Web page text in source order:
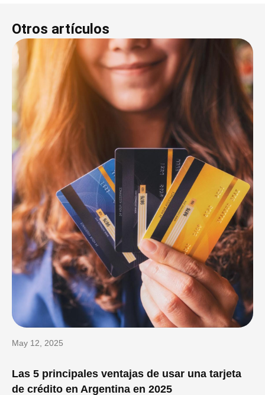
Otros artículos
Las 5 principales ventajas de usar una tarjeta
de crédito en Argentina en 2025
May 12, 2025